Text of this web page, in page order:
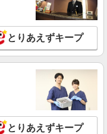
とりあえずキープ
とりあえずキープ